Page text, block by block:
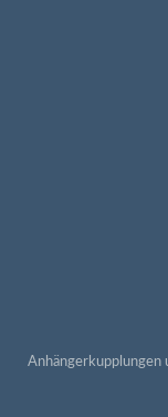
Anhängerkupplungen